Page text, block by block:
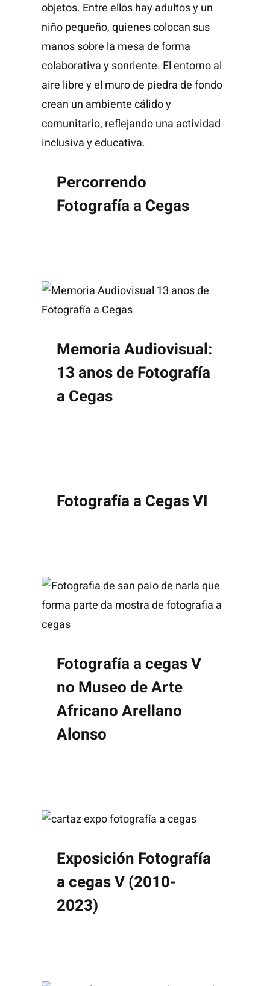
Explora
Percorrendo
Fotografía a Cegas
Memoria Audiovisual:
13 anos de Fotografía
a Cegas
Fotografía a Cegas VI
Fotografía a cegas V
no Museo de Arte
Africano Arellano
Alonso
Exposición Fotografía
a cegas V (2010-
2023)